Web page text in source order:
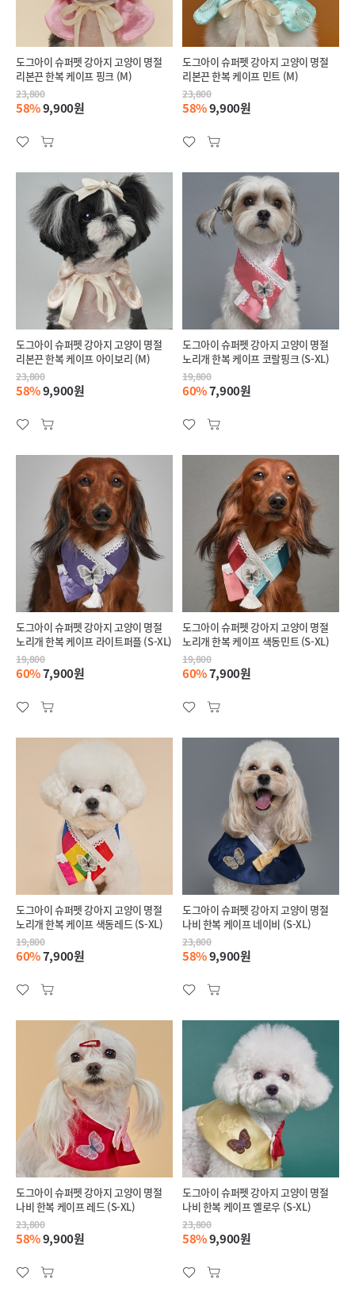
도그아이 슈퍼펫 강아지 고양이 명절
리본끈 한복 케이프 핑크 (M)
23,800
58%9,900원
도그아이 슈퍼펫 강아지 고양이 명절
리본끈 한복 케이프 민트 (M)
23,800
58%9,900원
도그아이 슈퍼펫 강아지 고양이 명절
리본끈 한복 케이프 아이보리 (M)
23,800
58%9,900원
도그아이 슈퍼펫 강아지 고양이 명절
노리개 한복 케이프 코랄핑크 (S-XL)
19,800
60%7,900원
도그아이 슈퍼펫 강아지 고양이 명절
노리개 한복 케이프 라이트퍼플 (S-XL)
19,800
60%7,900원
도그아이 슈퍼펫 강아지 고양이 명절
노리개 한복 케이프 색동민트 (S-XL)
19,800
60%7,900원
도그아이 슈퍼펫 강아지 고양이 명절
노리개 한복 케이프 색동레드 (S-XL)
19,800
60%7,900원
도그아이 슈퍼펫 강아지 고양이 명절
나비 한복 케이프 네이비 (S-XL)
23,800
58%9,900원
도그아이 슈퍼펫 강아지 고양이 명절
나비 한복 케이프 레드 (S-XL)
23,800
58%9,900원
도그아이 슈퍼펫 강아지 고양이 명절
나비 한복 케이프 옐로우 (S-XL)
23,800
58%9,900원